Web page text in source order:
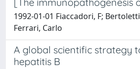
1992-01-01 Fiaccadori, F;
Ferrari, Carlo
A global scientific strategy
hepatitis B